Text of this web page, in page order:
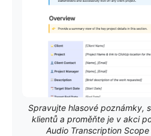
Spravujte hlasové poznámky,
klientů a proměňte je v akci
Audio Transcription